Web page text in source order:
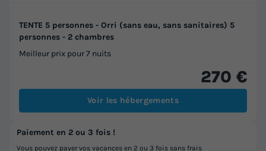
TENTE 5 personnes - Orri (sans eau, sans sanitaires) 5
personnes - 2 chambres
Meilleur prix pour 7 nuits
270 €
Voir les hébergements
Paiement en 2 ou 3 fois !
Vous pouvez payer vos vacances en 2 ou 3 fois sans frais